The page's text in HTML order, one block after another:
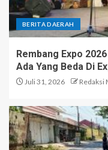
BERITA DAERAH
Rembang Expo
Ada Yang Beda Di
Juli 31, 2026 Redaksi